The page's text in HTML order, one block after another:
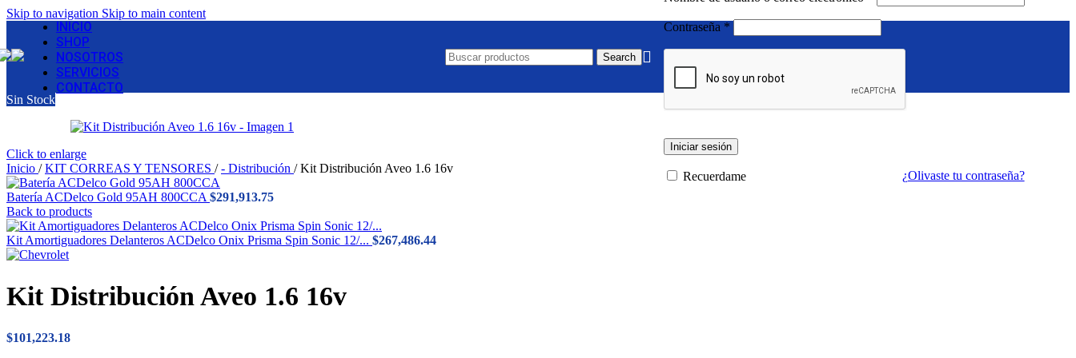
Skip to navigation Skip to main content
INICIO
SHOP
NOSOTROS
SERVICIOS
CONTACTO
Search
Contraseña *Requerido
Iniciar sesión
¿Olivaste tu contraseña?
Recuerdame
Sin Stock
Click to enlarge
Inicio / KIT CORREAS Y TENSORES / - Distribución / Kit Distribución Aveo 1.6 16v
Batería ACDelco Gold 95AH 800CCA $291,913.75
Back to products
Kit Amortiguadores Delanteros ACDelco Onix Prisma Spin Sonic 12/... $267,486.44
Kit Distribución Aveo 1.6 16v
$101,223.18